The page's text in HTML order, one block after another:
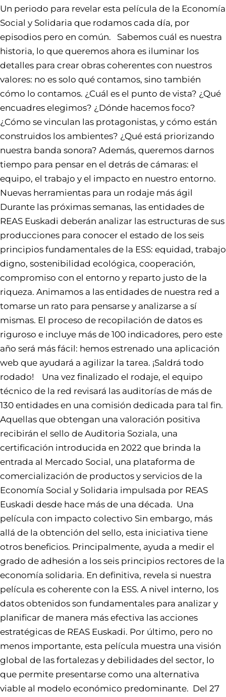
Un periodo para revelar esta película de la Economía
Social y Solidaria que rodamos cada día, por
episodios pero en común. Sabemos cuál es nuestra
historia, lo que queremos ahora es iluminar los
detalles para crear obras coherentes con nuestros
valores: no es solo qué contamos, sino también
cómo lo contamos. ¿Cuál es el punto de vista? ¿Qué
encuadres elegimos? ¿Dónde hacemos foco?
¿Cómo se vinculan las protagonistas, y cómo están
construidos los ambientes? ¿Qué está priorizando
nuestra banda sonora? Además, queremos darnos
tiempo para pensar en el detrás de cámaras: el
equipo, el trabajo y el impacto en nuestro entorno.
Nuevas herramientas para un rodaje más ágil
Durante las próximas semanas, las entidades de
REAS Euskadi deberán analizar las estructuras de sus
producciones para conocer el estado de los seis
principios fundamentales de la ESS: equidad, trabajo
digno, sostenibilidad ecológica, cooperación,
compromiso con el entorno y reparto justo de la
riqueza. Animamos a las entidades de nuestra red a
tomarse un rato para pensarse y analizarse a sí
mismas. El proceso de recopilación de datos es
riguroso e incluye más de 100 indicadores, pero este
año será más fácil: hemos estrenado una aplicación
web que ayudará a agilizar la tarea. ¡Saldrá todo
rodado! Una vez finalizado el rodaje, el equipo
técnico de la red revisará las auditorías de más de
130 entidades en una comisión dedicada para tal fin.
Aquellas que obtengan una valoración positiva
recibirán el sello de Auditoria Soziala, una
certificación introducida en 2022 que brinda la
entrada al Mercado Social, una plataforma de
comercialización de productos y servicios de la
Economía Social y Solidaria impulsada por REAS
Euskadi desde hace más de una década. Una
película con impacto colectivo Sin embargo, más
allá de la obtención del sello, esta iniciativa tiene
otros beneficios. Principalmente, ayuda a medir el
grado de adhesión a los seis principios rectores de la
economía solidaria. En definitiva, revela si nuestra
película es coherente con la ESS. A nivel interno, los
datos obtenidos son fundamentales para analizar y
planificar de manera más efectiva las acciones
estratégicas de REAS Euskadi. Por último, pero no
menos importante, esta película muestra una visión
global de las fortalezas y debilidades del sector, lo
que permite presentarse como una alternativa
viable al modelo económico predominante. Del 27